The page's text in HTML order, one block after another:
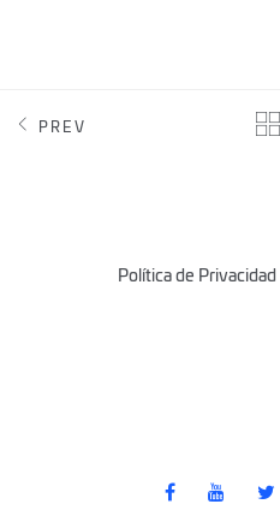
PREV
Política de Privacidad